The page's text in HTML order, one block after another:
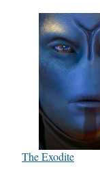
The Exodite